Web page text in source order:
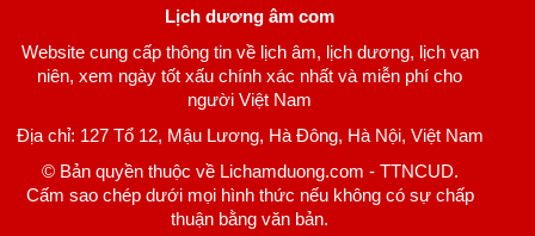
Lịch dương âm com
Website cung cấp thông tin về lịch âm, lịch dương, lịch vạn
niên, xem ngày tốt xấu chính xác nhất và miễn phí cho
người Việt Nam
Địa chỉ: 127 Tổ 12, Mậu Lương, Hà Đông, Hà Nội, Việt Nam
© Bản quyền thuộc về Lichamduong.com - TTNCUD.
Cấm sao chép dưới mọi hình thức nếu không có sự chấp
thuận bằng văn bản.